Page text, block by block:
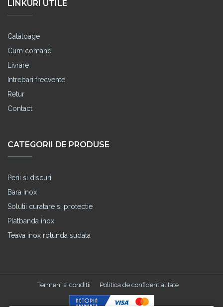
LINKURI UTILE
Cataloage
Cum comand
Livrare
Intrebari frecvente
Retur
Contact
CATEGORII DE PRODUSE
Perii si discuri
Bara inox
Solutii curatare si protectie
Platbanda inox
Teava inox rotunda sudata
Termeni si conditii Politica de confidentialitate